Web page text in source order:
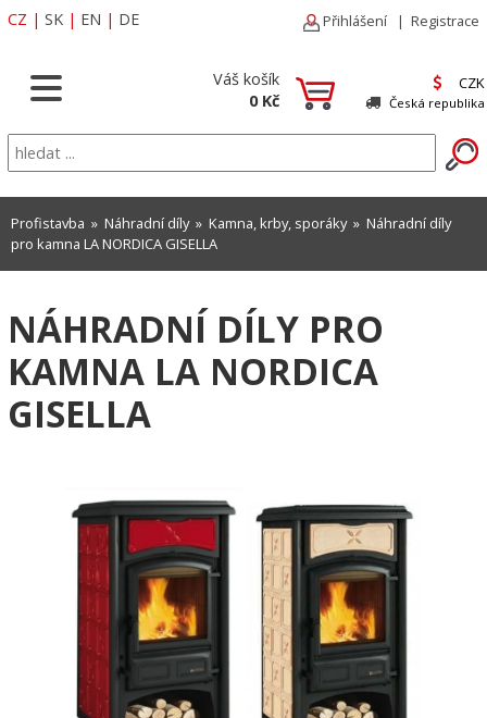
CZ | SK | EN | DE Přihlášení | Registrace
Váš košík
0 Kč
CZK
Česká republika
Profistavba » Náhradní díly» Kamna, krby, sporáky» Náhradní díly
pro kamna LA NORDICA GISELLA
NÁHRADNÍ DÍLY PRO
KAMNA LA NORDICA
GISELLA